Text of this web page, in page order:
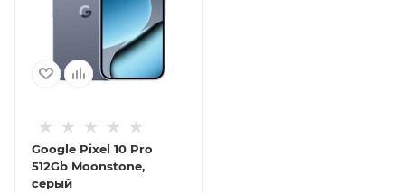
Google Pixel 10 Pro
512Gb Moonstone,
серый